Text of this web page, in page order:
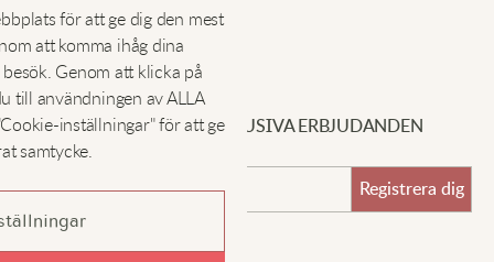
för att ge dig den mest
att komma ihåg dina
Genom att klicka på
till användningen av ALLA
inställningar" för att ge
samtycke.
SOCIALA:
REGISTRERA DIG FÖR EXKLUSIVA ERBJUDANDEN
Registrera dig